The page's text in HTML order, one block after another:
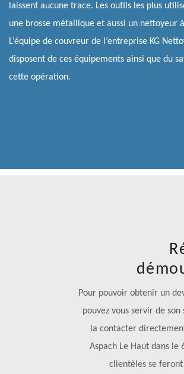
laissent aucune trace. Les outils les plus
une brosse métallique et aussi un nettoyeur
L’équipe de couvreur de l’entreprise KG
disposent de ces équipements ainsi que du
cette opération.
Pour pouvoir obtenir un
pouvez vous servir de
la contacter
Aspach Le Haut dans le
clientèles se